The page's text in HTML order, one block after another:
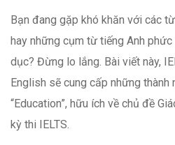
Bạn đang gặp khó khăn với các
hay những cụm từ tiếng Anh
dục? Đừng lo lắng. Bài viết này,
English sẽ cung cấp những
“Education”, hữu ích về chủ đề
kỳ thi IELTS.